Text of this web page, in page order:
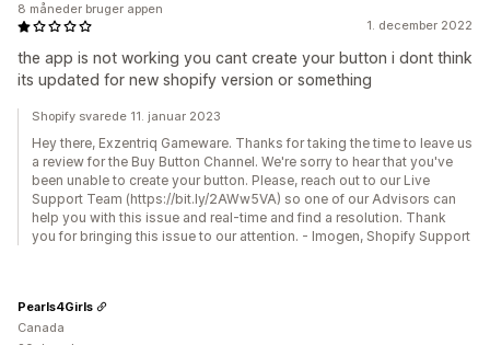
1. december 2022
the app is not working you cant create your button i dont think
its updated for new shopify version or something
8 måneder bruger appen
Shopify svarede 11. januar 2023
Hey there, Exzentriq Gameware. Thanks for taking the time to leave us
a review for the Buy Button Channel. We're sorry to hear that you've
been unable to create your button. Please, reach out to our Live
Support Team (https://bit.ly/2AWw5VA) so one of our Advisors can
help you with this issue and real-time and find a resolution. Thank
you for bringing this issue to our attention. - Imogen, Shopify Support
Pearls4Girls
Canada